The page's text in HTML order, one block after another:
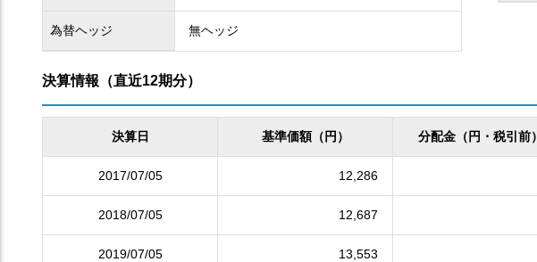
為替ヘッジ 無ヘッジ
決算情報（直近12期分）
決算日 基準価額（円） 分配金（円・税引前）
2017/07/05 12,286
2018/07/05 12,687
2019/07/05 13,553